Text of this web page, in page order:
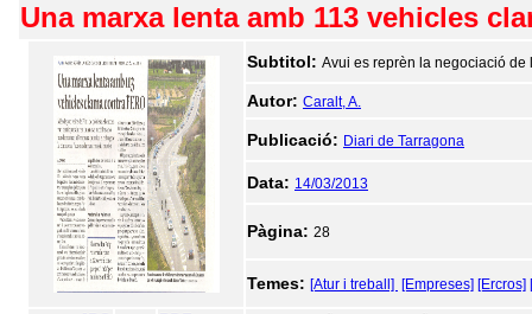
Una marxa lenta amb 113 vehicles
Subtitol: Avui es reprèn la negociació
Autor: Caralt, A.
Publicació: Diari de Tarragona
Data: 14/03/2013
Pàgina: 28
Temes: [Atur i treball] [Empreses] [Ercros]